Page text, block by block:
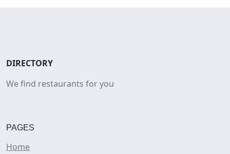
DIRECTORY
We find restaurants for you
PAGES
Home